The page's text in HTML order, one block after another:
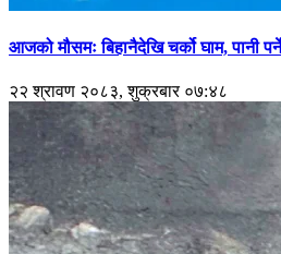
आजको मौसमः बिहानैदेखि चर्को घाम, पानी
२२ श्रावण २०८३, शुक्रबार ०७:४८